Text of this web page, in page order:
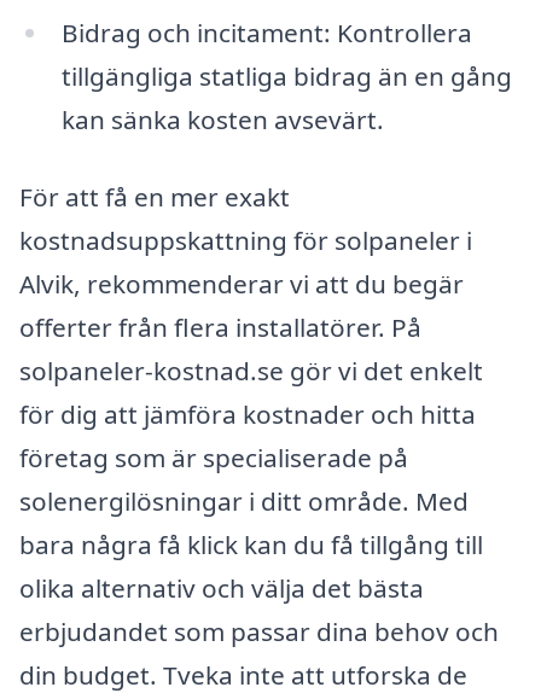
Bidrag och incitament: Kontrollera
tillgängliga statliga bidrag än en gång
kan sänka kosten avsevärt.
För att få en mer exakt
kostnadsuppskattning för solpaneler i
Alvik, rekommenderar vi att du begär
offerter från flera installatörer. På
solpaneler-kostnad.se gör vi det enkelt
för dig att jämföra kostnader och hitta
företag som är specialiserade på
solenergilösningar i ditt område. Med
bara några få klick kan du få tillgång till
olika alternativ och välja det bästa
erbjudandet som passar dina behov och
din budget. Tveka inte att utforska de